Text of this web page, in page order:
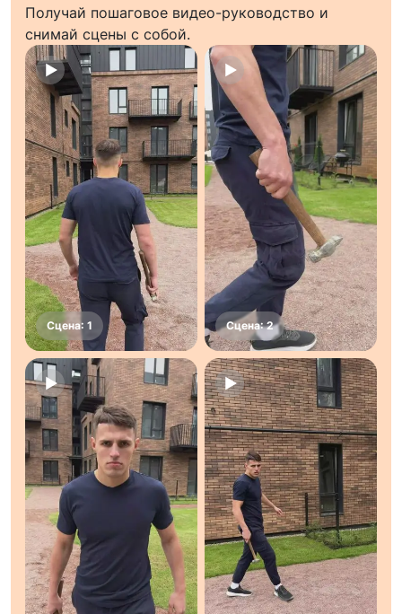
Получай пошаговое видео-руководство и
снимай сцены с собой.